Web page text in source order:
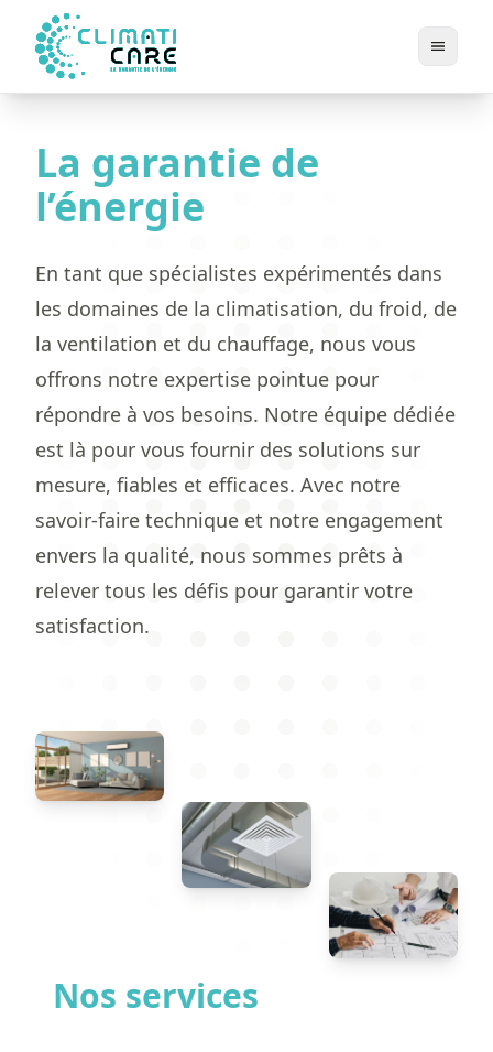
La garantie de
l’énergie
En tant que spécialistes expérimentés dans
les domaines de la climatisation, du froid, de
la ventilation et du chauffage, nous vous
offrons notre expertise pointue pour
répondre à vos besoins. Notre équipe dédiée
est là pour vous fournir des solutions sur
mesure, fiables et efficaces. Avec notre
savoir-faire technique et notre engagement
envers la qualité, nous sommes prêts à
relever tous les défis pour garantir votre
satisfaction.
Nos services